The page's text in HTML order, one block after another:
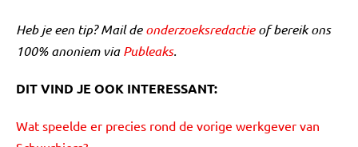
Heb je een tip? Mail deonderzoeksredactieof bereik ons
100% anoniem viaPubleaks.
DIT VIND JE OOK INTERESSANT:
Wat speelde er precies rond de vorige werkgever van